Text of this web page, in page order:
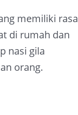
memiliki rasa
di rumah dan
nasi gila
orang.